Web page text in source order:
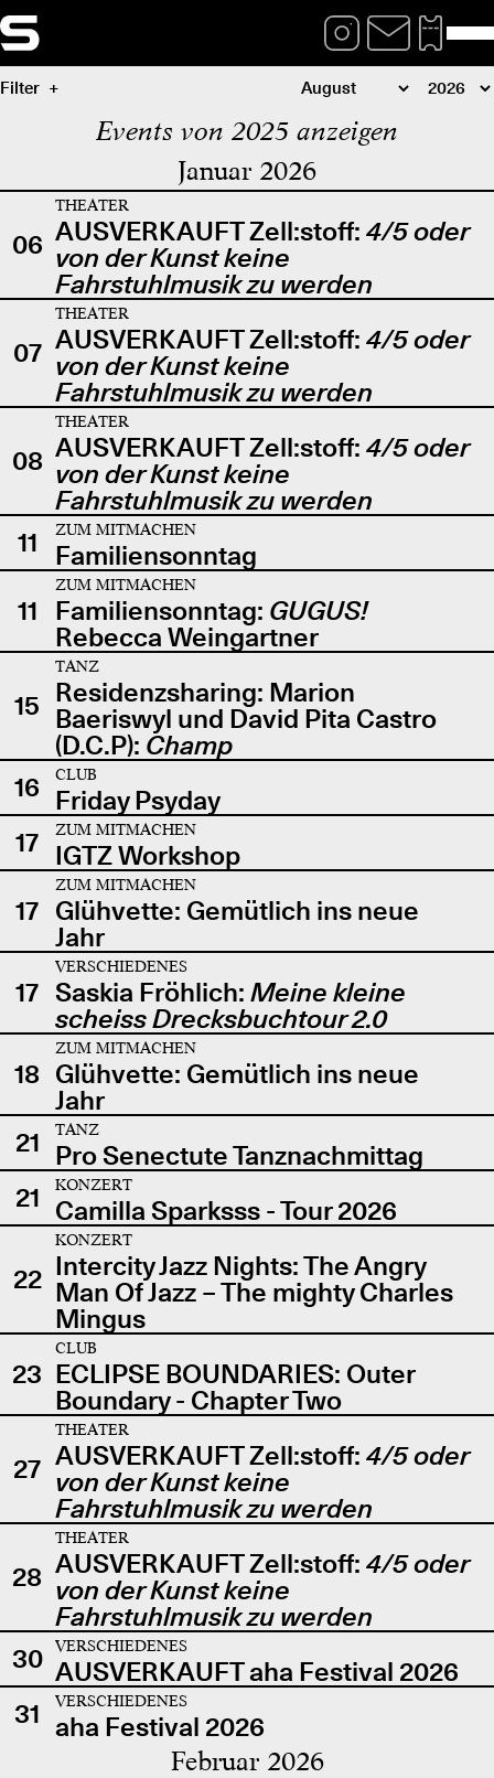
Filter
Events von 2025 anzeigen
Januar 2026
06
THEATER
AUSVERKAUFT Zell:stoff: 4/5 oder
von der Kunst keine
Fahrstuhlmusik zu werden
07
THEATER
AUSVERKAUFT Zell:stoff: 4/5 oder
von der Kunst keine
Fahrstuhlmusik zu werden
08
THEATER
AUSVERKAUFT Zell:stoff: 4/5 oder
von der Kunst keine
Fahrstuhlmusik zu werden
11
ZUM MITMACHEN
Familiensonntag
11
ZUM MITMACHEN
Familiensonntag: GUGUS!
Rebecca Weingartner
15
TANZ
Residenzsharing: Marion
Baeriswyl und David Pita Castro
(D.C.P): Champ
16
CLUB
Friday Psyday
17
ZUM MITMACHEN
IGTZ Workshop
17
ZUM MITMACHEN
Glühvette: Gemütlich ins neue
Jahr
17
VERSCHIEDENES
Saskia Fröhlich: Meine kleine
scheiss Drecksbuchtour 2.0
18
ZUM MITMACHEN
Glühvette: Gemütlich ins neue
Jahr
21
TANZ
Pro Senectute Tanznachmittag
21
KONZERT
Camilla Sparksss - Tour 2026
22
KONZERT
Intercity Jazz Nights: The Angry
Man Of Jazz – The mighty Charles
Mingus
23
CLUB
ECLIPSE BOUNDARIES: Outer
Boundary - Chapter Two
27
THEATER
AUSVERKAUFT Zell:stoff: 4/5 oder
von der Kunst keine
Fahrstuhlmusik zu werden
28
THEATER
AUSVERKAUFT Zell:stoff: 4/5 oder
von der Kunst keine
Fahrstuhlmusik zu werden
30
VERSCHIEDENES
AUSVERKAUFT aha Festival 2026
31
VERSCHIEDENES
aha Festival 2026
Februar 2026